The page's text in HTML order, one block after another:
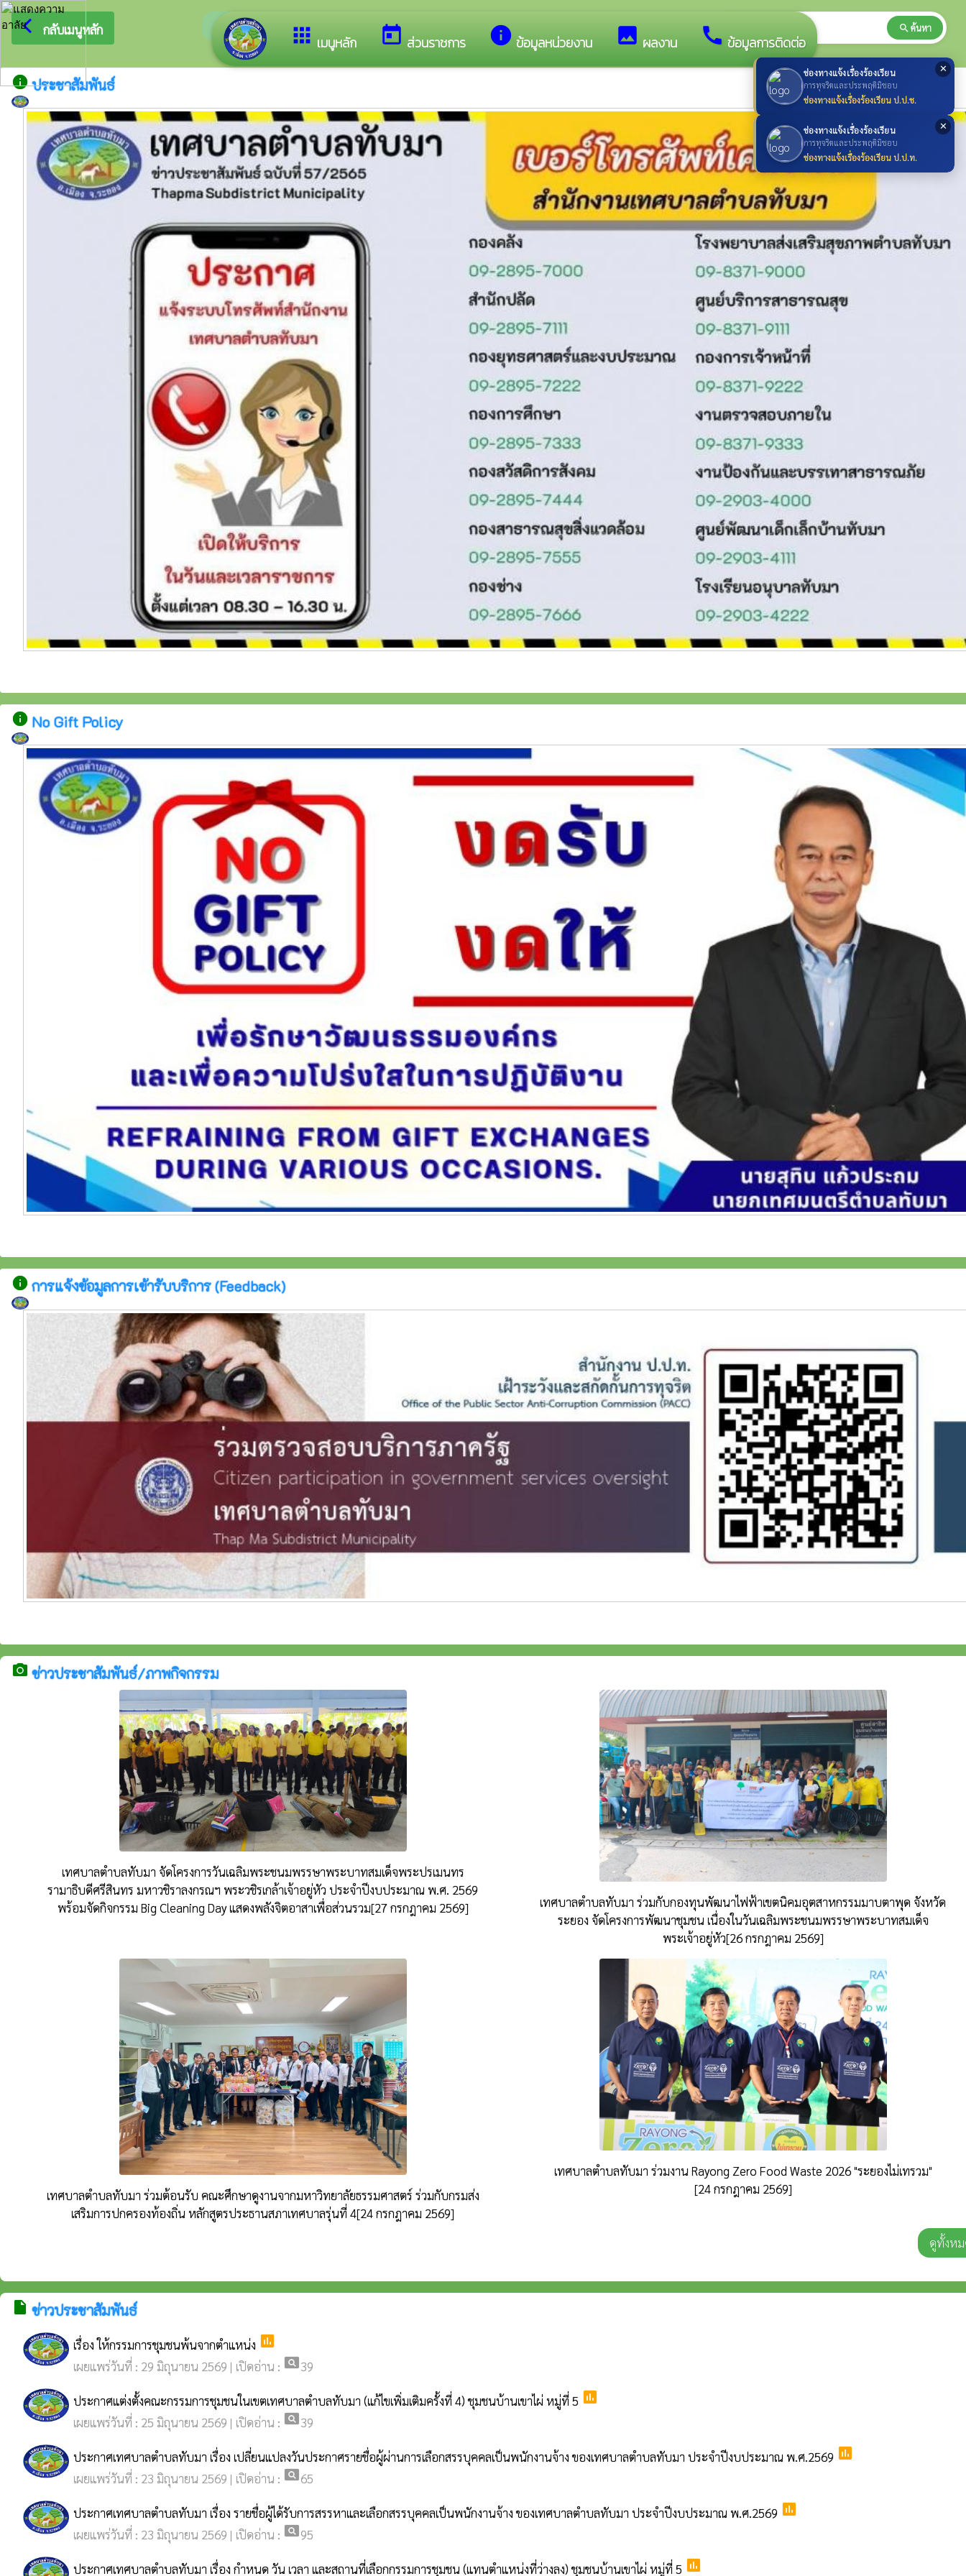
✕
ช่องทางแจ้งเรื่องร้องเรียน
การทุจริตและประพฤติมิชอบ
ช่องทางแจ้งเรื่องร้องเรียน ป.ป.ช.
✕
ช่องทางแจ้งเรื่องร้องเรียน
การทุจริตและประพฤติมิชอบ
ช่องทางแจ้งเรื่องร้องเรียน ป.ป.ท.
apps เมนูหลัก today ส่วนราชการ info ข้อมูลหน่วยงาน image ผลงาน call ข้อมูลการติดต่อ
arrow_back_ios กลับเมนูหลัก ยินดีต้อนรับสู่เว็บไซต์ของ เทศบาลตำบลทับมา search ค้นหา
infoประชาสัมพันธ์
info No Gift Policy
info การแจ้งข้อมูลการเข้ารับบริการ (Feedback)
camera_alt ข่าวประชาสัมพันธ์/ภาพกิจกรรม
เทศบาลตำบลทับมา จัดโครงการวันเฉลิมพระชนมพรรษาพระบาทสมเด็จพระปรเมนทร
รามาธิบดีศรีสินทร มหาวชิราลงกรณฯ พระวชิรเกล้าเจ้าอยู่หัว ประจำปีงบประมาณ พ.ศ. 2569
พร้อมจัดกิจกรรม Big Cleaning Day แสดงพลังจิตอาสาเพื่อส่วนรวม[27 กรกฎาคม 2569]
เทศบาลตำบลทับมา ร่วมกับกองทุนพัฒนาไฟฟ้าเขตนิคมอุตสาหกรรมมาบตาพุด จังหวัด
ระยอง จัดโครงการพัฒนาชุมชน เนื่องในวันเฉลิมพระชนมพรรษาพระบาทสมเด็จ
พระเจ้าอยู่หัว[26 กรกฎาคม 2569]
เทศบาลตำบลทับมา ร่วมต้อนรับ คณะศึกษาดูงานจากมหาวิทยาลัยธรรมศาสตร์ ร่วมกับกรมส่ง
เสริมการปกครองท้องถิ่น หลักสูตรประธานสภาเทศบาลรุ่นที่ 4[24 กรกฎาคม 2569]
เทศบาลตำบลทับมา ร่วมงาน Rayong Zero Food Waste 2026 "ระยองไม่เทรวม"
[24 กรกฎาคม 2569]
ดูทั้งห
insert_drive_file ข่าวประชาสัมพันธ์
เรื่อง ให้กรรมการชุมชนพ้นจากตำแหน่ง poll
เผยแพร่วันที่ : 29 มิถุนายน 2569 | เปิดอ่าน : pageview39
ประกาศแต่งตั้งคณะกรรมการชุมชนในเขตเทศบาลตำบลทับมา (แก้ไขเพิ่มเติมครั้งที่ 4) ชุมชนบ้านเขาไผ่ หมู่ที่ 5 poll
เผยแพร่วันที่ : 25 มิถุนายน 2569 | เปิดอ่าน : pageview39
ประกาศเทศบาลตำบลทับมา เรื่อง เปลี่ยนแปลงวันประกาศรายชื่อผู้ผ่านการเลือกสรรบุคคลเป็นพนักงานจ้าง ของเทศบาลตำบลทับมา ประจำปีงบประมาณ พ.ศ.2569 poll
เผยแพร่วันที่ : 23 มิถุนายน 2569 | เปิดอ่าน : pageview65
ประกาศเทศบาลตำบลทับมา เรื่อง รายชื่อผู้ได้รับการสรรหาและเลือกสรรบุคคลเป็นพนักงานจ้าง ของเทศบาลตำบลทับมา ประจำปีงบประมาณ พ.ศ.2569 poll
เผยแพร่วันที่ : 23 มิถุนายน 2569 | เปิดอ่าน : pageview95
ประกาศเทศบาลตำบลทับมา เรื่อง กำหนด วัน เวลา และสถานที่เลือกกรรมการชุมชน (แทนตำแหน่งที่ว่างลง) ชุมชนบ้านเขาไผ่ หมู่ที่ 5 poll